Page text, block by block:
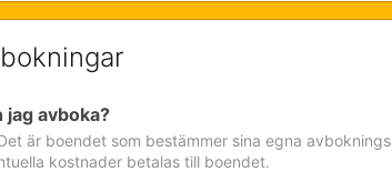
jag avboka?
är boendet som bestämmer sina egna
kostnader betalas till boendet.